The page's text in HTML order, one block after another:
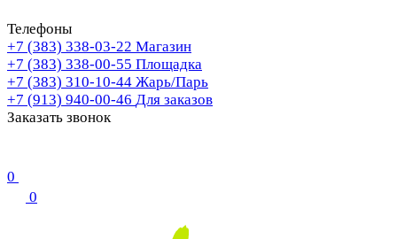
Телефоны
+7 (383) 338-03-22 Магазин
+7 (383) 338-00-55 Площадка
+7 (383) 310-10-44 Жарь/Парь
+7 (913) 940-00-46 Для заказов
Заказать звонок
0
0